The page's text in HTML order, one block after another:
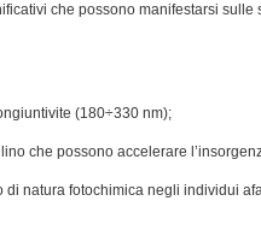
che possono manifestarsi
(180÷330 nm);
che possono accelerare
di natura fotochimica negli individui